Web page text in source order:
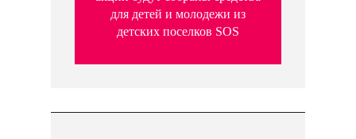
для детей и молодежи из
детских поселков SOS